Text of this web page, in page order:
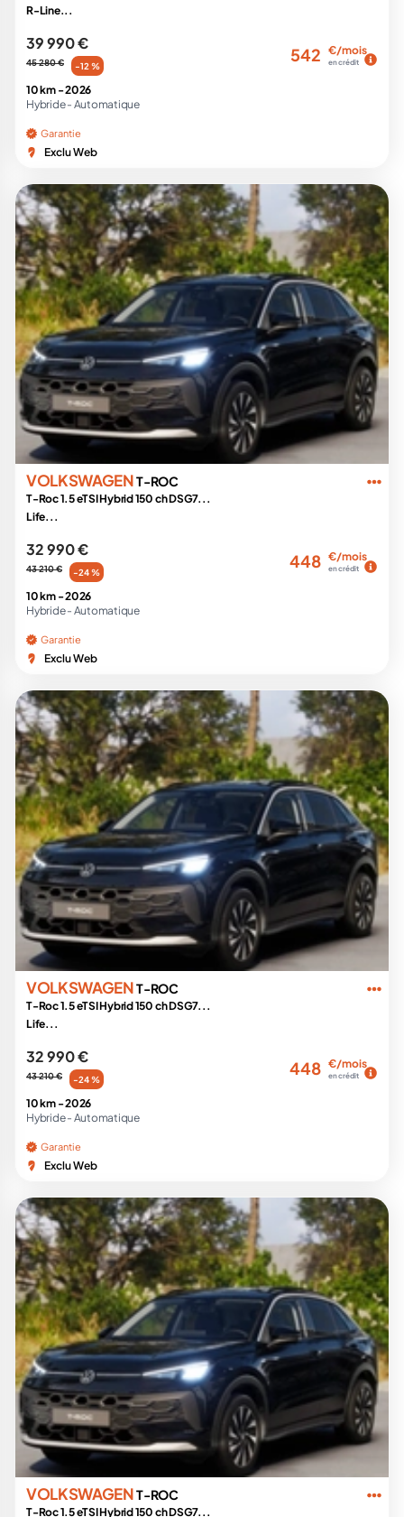
R-Line...
39 990 €
45 280 € -12 %
542 €/mois
en crédit
10 km -2026
Hybride - Automatique
Garantie
Exclu Web
VOLKSWAGENT-ROC
T-Roc 1.5 eTSI Hybrid 150 ch DSG7...
Life...
32 990 €
43 210 € -24 %
448 €/mois
en crédit
10 km -2026
Hybride - Automatique
Garantie
Exclu Web
VOLKSWAGENT-ROC
T-Roc 1.5 eTSI Hybrid 150 ch DSG7...
Life...
32 990 €
43 210 € -24 %
448 €/mois
en crédit
10 km -2026
Hybride - Automatique
Garantie
Exclu Web
VOLKSWAGENT-ROC
T-Roc 1.5 eTSI Hybrid 150 ch DSG7...